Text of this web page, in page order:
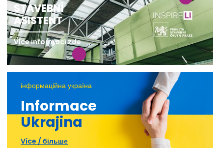
STAVEBNÍ
ASISTENT
Více informací zde
інформаційна україна
Informace
Ukrajina
Více / більше